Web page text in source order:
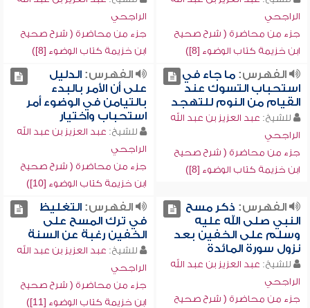
الراجحي
جزء من محاضرة ( شرح صحيح
ابن خزيمة كتاب الوضوء [8])
الراجحي
جزء من محاضرة ( شرح صحيح
ابن خزيمة كتاب الوضوء [8])
الفهرس:ما جاء في
استحباب التسوك عند
القيام من النوم للتهجد
للشيخ: عبد العزيز بن عبد الله
الراجحي
جزء من محاضرة ( شرح صحيح
ابن خزيمة كتاب الوضوء [8])
الفهرس:الدليل
على أن الأمر بالبدء
بالتيامن في الوضوء أمر
استحباب واختيار
للشيخ: عبد العزيز بن عبد الله
الراجحي
جزء من محاضرة ( شرح صحيح
ابن خزيمة كتاب الوضوء [10])
الفهرس: ذكر مسح
النبي صلى الله عليه
وسلم على الخفين بعد
نزول سورة المائدة
للشيخ: عبد العزيز بن عبد الله
الراجحي
جزء من محاضرة ( شرح صحيح
الفهرس:التغليظ
في ترك المسح على
الخفين رغبة عن السنة
للشيخ: عبد العزيز بن عبد الله
الراجحي
جزء من محاضرة ( شرح صحيح
ابن خزيمة كتاب الوضوء [11])